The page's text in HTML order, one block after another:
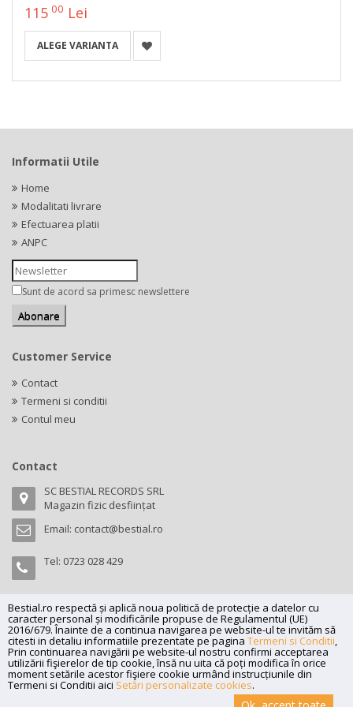
115 00 Lei
ALEGE VARIANTA
Bestial.ro respectă și aplică noua politică de protecție a datelor cu
caracter personal și modificările propuse de Regulamentul (UE)
2016/679. Înainte de a continua navigarea pe website-ul te invităm să
citesti in detaliu informatiile prezentate pe pagina Termeni si Conditii,
Prin continuarea navigării pe website-ul nostru confirmi acceptarea
utilizării fişierelor de tip cookie, însă nu uita că poți modifica în orice
moment setările acestor fişiere cookie urmând instrucțiunile din
Termeni si Conditii aici Setări personalizate cookies.
Informatii Utile
Home
Modalitati livrare
Efectuarea platii
ANPC
Sunt de acord sa primesc newslettere
Customer Service
Contact
Termeni si conditii
Contul meu
Contact
SC BESTIAL RECORDS SRL
Magazin fizic desființat
Email: contact@bestial.ro
Tel: 0723 028 429
Copyright (C) 2026bestial.ro -All rights reserved.
SC BESTIAL RECORDS SRL, Nr. R.C.: J35/345/2005, C.U.I.: RO17197870,
Adresa: Magazin fizic desființat
Powered byNet Interaction. Top